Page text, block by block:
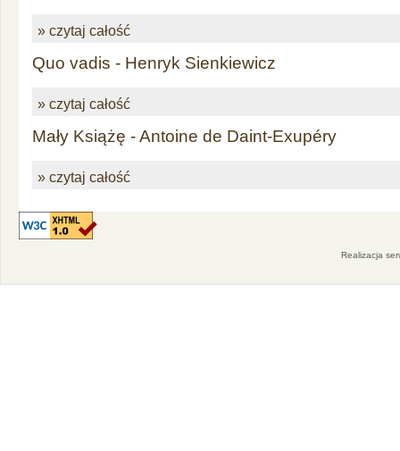
» czytaj całość
Quo vadis - Henryk Sienkiewicz
» czytaj całość
Mały Książę - Antoine de Daint-Exupéry
» czytaj całość
Realizacja